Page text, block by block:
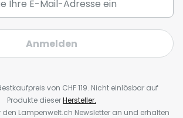
Anmelden
von CHF 119. Nicht einlösbar auf
Produkte dieserHersteller.
den Lampenwelt.ch Newsletter an und erhalten